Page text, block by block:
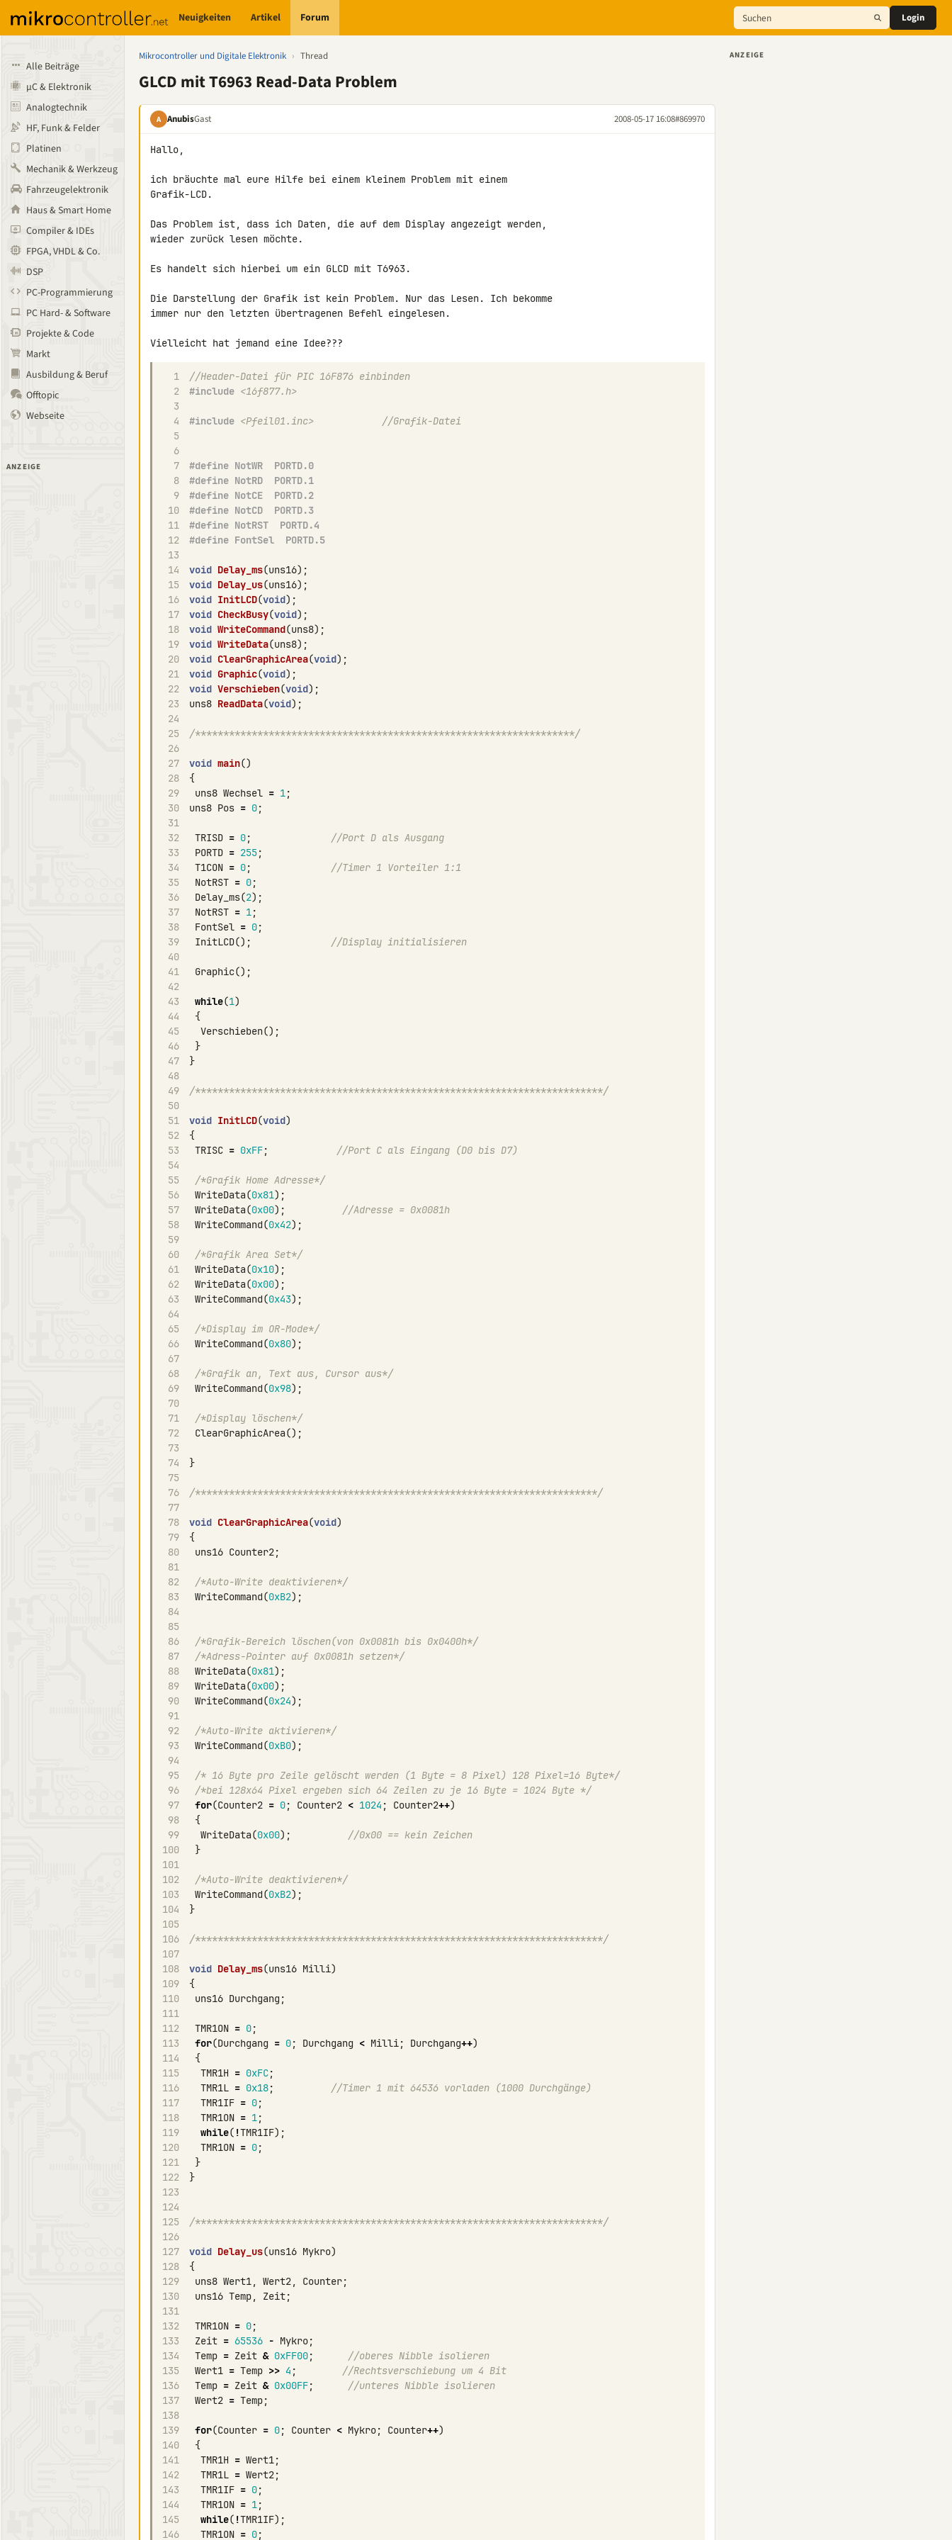
Neuigkeiten Artikel Forum Login
Alle Beiträge
µC & Elektronik
Analogtechnik
HF, Funk & Felder
Platinen
Mechanik & Werkzeug
Fahrzeugelektronik
Haus & Smart Home
Compiler & IDEs
FPGA, VHDL & Co.
DSP
PC-Programmierung
PC Hard- & Software
Projekte & Code
Markt
Ausbildung & Beruf
Offtopic
Webseite
ANZEIGE
Mikrocontroller und Digitale Elektronik › Thread
GLCD mit T6963 Read-Data Problem
A AnubisGast 2008-05-17 16:08#869970
Hallo,
ich bräuchte mal eure Hilfe bei einem kleinem Problem mit einem
Grafik-LCD.
Das Problem ist, dass ich Daten, die auf dem Display angezeigt werden,
wieder zurück lesen möchte.
Es handelt sich hierbei um ein GLCD mit T6963.
Die Darstellung der Grafik ist kein Problem. Nur das Lesen. Ich bekomme
immer nur den letzten übertragenen Befehl eingelesen.
1
//Header-Datei für PIC 16F876 einbinden
2
#include <16f877.h>
3
4
#include <Pfeil01.inc>
            //Grafik-Datei
5
6
7
#define NotWR  PORTD.0
8
#define NotRD  PORTD.1
9
#define NotCE  PORTD.2
10
#define NotCD  PORTD.3
11
#define NotRST  PORTD.4
12
#define FontSel  PORTD.5
13
14
void Delay_ms(uns16);
15
void Delay_us(uns16);
16
void InitLCD(void);
17
void CheckBusy(void);
18
void WriteCommand(uns8);
19
void WriteData(uns8);
20
void ClearGraphicArea(void);
21
void Graphic(void);
22
void Verschieben(void);
23
uns8 ReadData(void);
24
25
/*******************************************************************/
26
27
void main()
28
{
29
uns8 Wechsel = 1;
30
uns8 Pos = 0;
31
32
TRISD = 0;
//Port D als Ausgang
33
PORTD = 255;
34
T1CON = 0;
//Timer 1 Vorteiler 1:1
35
NotRST = 0;
36
Delay_ms(2);
37
NotRST = 1;
38
FontSel = 0;
39
InitLCD();
//Display initialisieren
40
41
Graphic();
42
43
while(1)
44
{
45
Verschieben();
46
}
47
}
48
49
/************************************************************************/
50
51
void InitLCD(void)
52
{
53
TRISC = 0xFF;
//Port C als Eingang (D0 bis D7)
54
55
/*Grafik Home Adresse*/
56
WriteData(0x81);
57
WriteData(0x00);
//Adresse = 0x0081h
58
WriteCommand(0x42);
59
60
/*Grafik Area Set*/
61
WriteData(0x10);
62
WriteData(0x00);
63
WriteCommand(0x43);
64
65
/*Display im OR-Mode*/
66
WriteCommand(0x80);
67
68
/*Grafik an, Text aus, Cursor aus*/
69
WriteCommand(0x98);
70
71
/*Display löschen*/
72
ClearGraphicArea();
73
74
}
75
76
/***********************************************************************/
77
78
void ClearGraphicArea(void)
79
{
80
uns16 Counter2;
81
82
/*Auto-Write deaktivieren*/
83
WriteCommand(0xB2);
84
85
86
/*Grafik-Bereich löschen(von 0x0081h bis 0x0400h*/
87
/*Adress-Pointer auf 0x0081h setzen*/
88
WriteData(0x81);
89
WriteData(0x00);
90
WriteCommand(0x24);
91
92
/*Auto-Write aktivieren*/
93
WriteCommand(0xB0);
94
95
/* 16 Byte pro Zeile gelöscht werden (1 Byte = 8 Pixel) 128 Pixel=16 Byte*/
96
/*bei 128x64 Pixel ergeben sich 64 Zeilen zu je 16 Byte = 1024 Byte */
97
for(Counter2 = 0; Counter2 < 1024 ; Counter2++)
98
{
99
WriteData(0x00);
//0x00 == kein Zeichen
100
}
101
102
/*Auto-Write deaktivieren*/
103
WriteCommand(0xB2);
104
}
105
106
/************************************************************************/
107
108
void Delay_ms(uns16 Milli)
109
{
110
uns16 Durchgang ;
111
112
TMR1ON = 0;
113
for(Durchgang = 0; Durchgang < Milli; Durchgang++)
114
{
115
TMR1H = 0xFC;
116
TMR1L = 0x18;
//Timer 1 mit 64536 vorladen (1000 Durchgänge)
117
TMR1IF = 0;
118
TMR1ON = 1;
119
while( !TMR1IF);
120
TMR1ON = 0;
121
}
122
}
123
124
125
/************************************************************************/
126
127
void Delay_us(uns16 Mykro)
128
{
129
uns8 Wert1, Wert2, Counter;
130
uns16 Temp, Zeit;
131
132
TMR1ON = 0;
133
Zeit = 65536 - Mykro;
134
Temp = Zeit & 0xFF00;
//oberes Nibble isolieren
135
Wert1 = Temp >> 4 ;
//Rechtsverschiebung um 4 Bit
136
Temp = Zeit & 0x00FF;
//unteres Nibble isolieren
137
Wert2 = Temp;
138
139
for(Counter = 0; Counter < Mykro; Counter++)
140
{
141
TMR1H = Wert1;
142
TMR1L = Wert2;
143
TMR1IF = 0;
144
TMR1ON = 1;
145
while( !TMR1IF);
146
TMR1ON = 0;
ANZEIGE